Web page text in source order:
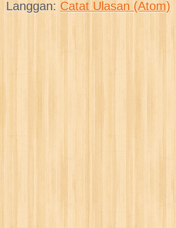
Langgan: Catat Ulasan (Atom)